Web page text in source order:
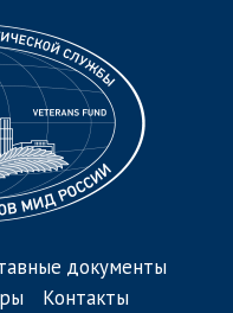
документы
Контакты